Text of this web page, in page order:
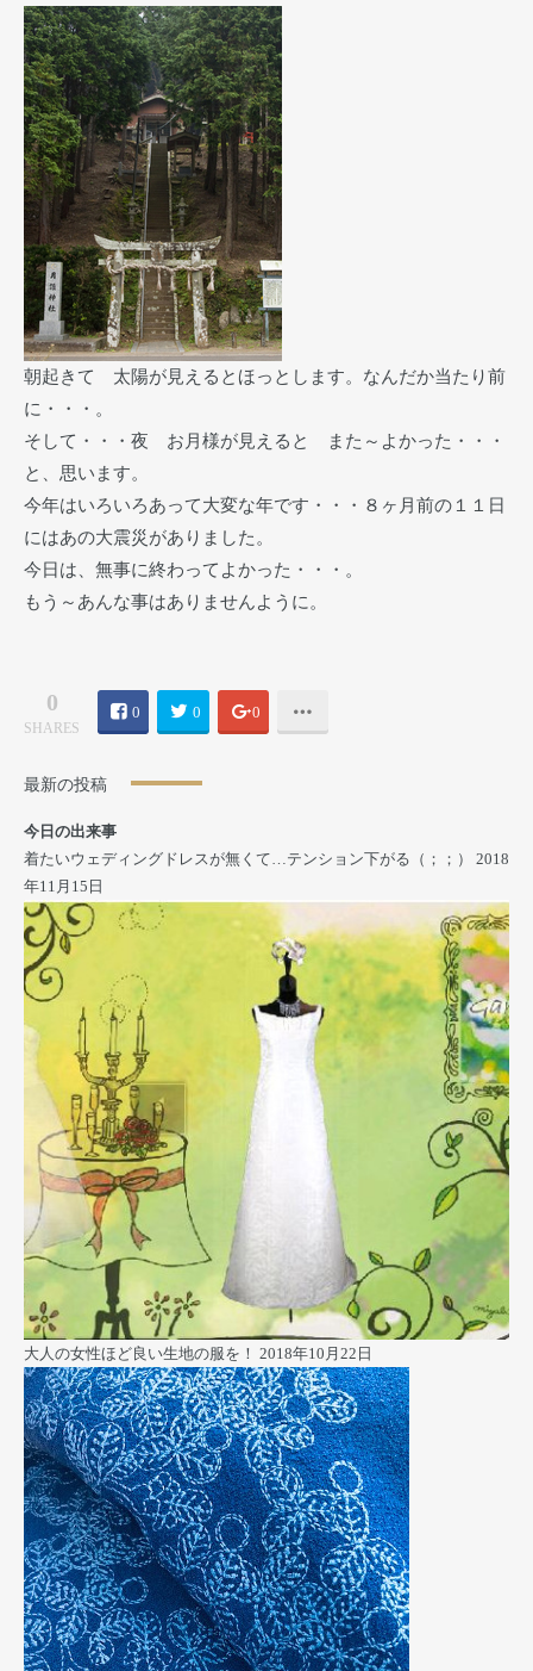
朝起きて 太陽が見えるとほっとします。なんだか当たり前
に・・・。
そして・・・夜 お月様が見えると また～よかった・・・
と、思います。
今年はいろいろあって大変な年です・・・８ヶ月前の１１日
にはあの大震災がありました。
今日は、無事に終わってよかった・・・。
もう～あんな事はありませんように。
0
SHARES
0 0 0
最新の投稿
今日の出来事
着たいウェディングドレスが無くて…テンション下がる（；；）
2018
年11月15日
大人の女性ほど良い生地の服を！ 2018年10月22日